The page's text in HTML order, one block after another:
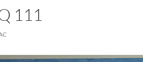
111